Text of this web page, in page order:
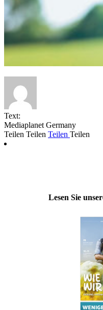
Text:
Mediaplanet Germany
Teilen Teilen Teilen Teilen
Lesen Sie